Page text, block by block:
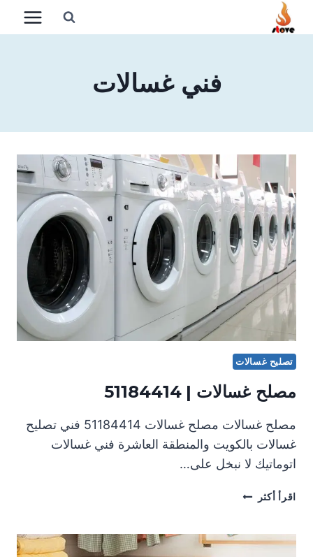
التجاوز
فني غسالات
تصليح غسالات
مصلح غسالات | 51184414
مصلح غسالات مصلح غسالات 51184414 فني تصليح
غسالات بالكويت والمنطقة العاشرة فني غسالات
اتوماتيك لا نبخل على…
اقرأ أكثر
مصلح
51184414